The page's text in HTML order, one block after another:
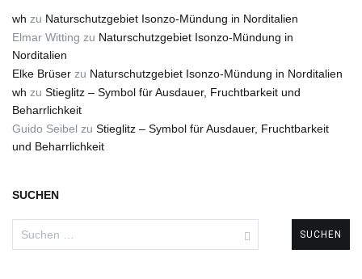
wh zu Naturschutzgebiet Isonzo-Mündung in Norditalien
Elmar Witting zu Naturschutzgebiet Isonzo-Mündung in
Norditalien
Elke Brüser zu Naturschutzgebiet Isonzo-Mündung in Norditalien
wh zu Stieglitz – Symbol für Ausdauer, Fruchtbarkeit und
Beharrlichkeit
Guido Seibel zu Stieglitz – Symbol für Ausdauer, Fruchtbarkeit
und Beharrlichkeit
SUCHEN